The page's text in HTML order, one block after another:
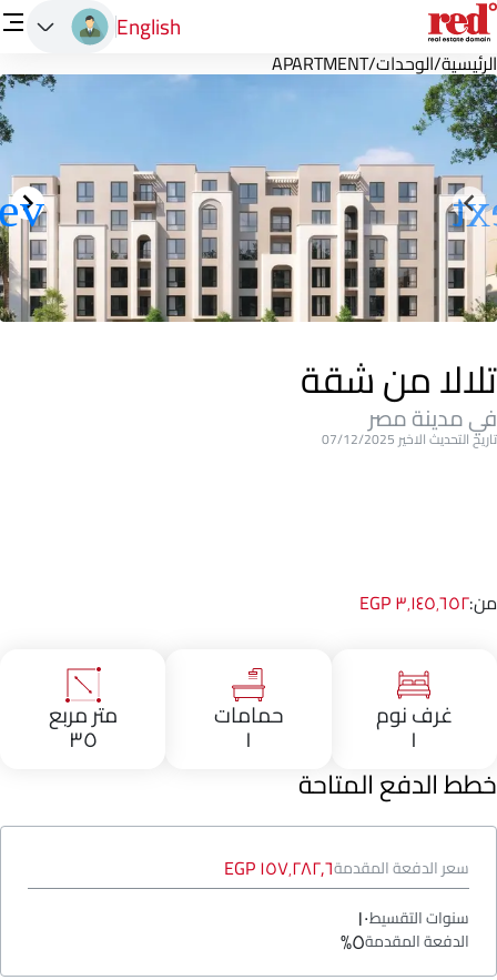
English
الرئيسية/الوحدات/
APARTMENT
تلالا من شقة
في مدينة مصر
تاريخ التحديث الاخير 07/12/2025
من:٣٬١٤٥٬٦٥٢ EGP
غرف نوم
١
حمامات
١
متر مربع
٣٥
خطط الدفع المتاحة
سعر الدفعة المقدمة١٥٧٬٢٨٢٫٦ EGP
سنوات التقسيط١٠
الدفعة المقدمة٥%